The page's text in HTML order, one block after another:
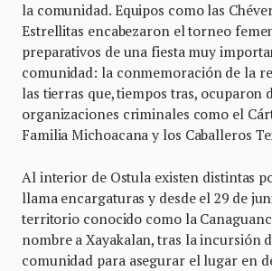
la comunidad. Equipos como las
Estrellitas encabezaron el torneo
preparativos de una fiesta muy
comunidad: la conmemoración de la
las tierras que, tiempos tras, ocuparon
organizaciones criminales como el
Familia Michoacana y los Caballeros
Al interior de Ostula existen distintas
llama encargaturas y desde el 29 de
territorio conocido como la
nombre a Xayakalan, tras la incursión
comunidad para asegurar el lugar en